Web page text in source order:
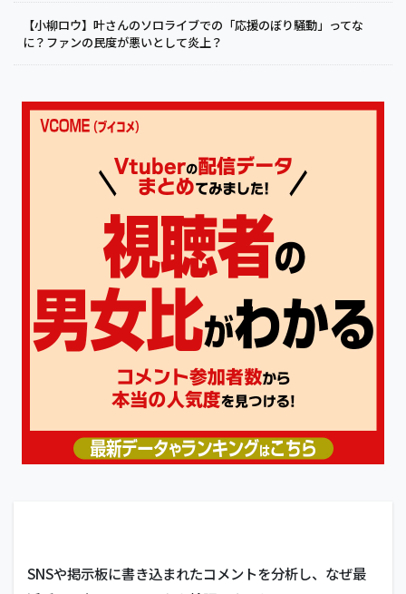
【小柳ロウ】叶さんのソロライブでの「応援のぼり騒動」ってな
に？ファンの民度が悪いとして炎上？
SNSや掲示板に書き込まれたコメントを分析し、なぜ最